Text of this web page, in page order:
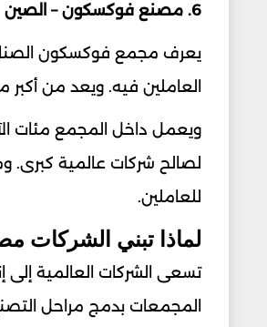
6. مصنع فوكسكون – الصين
يعرف مجمع فوكسكون
العاملين فيه. ويعد من أكبر
ويعمل داخل المجمع مئات
لصالح شركات عالمية كبرى.
للعاملين.
لماذا تبني الشركات
تسعى الشركات العالمية
المجمعات بدمج مراحل